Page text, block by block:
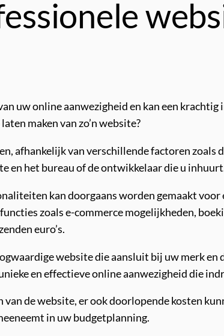
uw online aanwezigheid en kan een
maken van zo’n website?
afhankelijk van verschillende factoren zoals
en het bureau of de ontwikkelaar die u
kan doorgaans worden gemaakt voor
zoals e-commerce mogelijkheden,
euro’s.
website die aansluit bij uw merk en
en effectieve online aanwezigheid die
de website, er ook doorlopende kosten
in uw budgetplanning.